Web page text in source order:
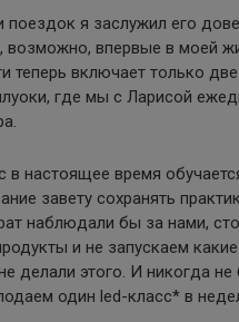
поездок я заслужил его
возможно, впервые в моей
теперь включает только
где мы с Ларисой
настоящее время
завету сохранять
наблюдали бы за нами,
и не запускаем
делали этого. И никогда
один led-класс* в